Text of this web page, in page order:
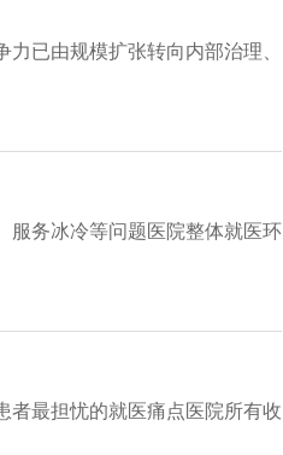
已由规模扩张转向内部治理、
服务冰冷等问题医院整体就医环
者最担忧的就医痛点医院所有收